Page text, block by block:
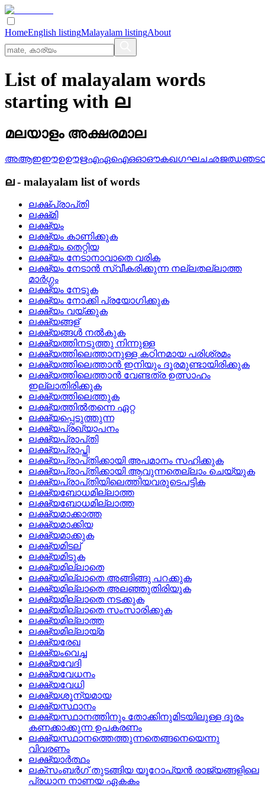
HomeEnglish listingMalayalam listingAbout
List of malayalam words
starting with ല
മലയാളം അക്ഷരമാല
അആഇഈഉഊഋഎഏഐഒഓഔകഖഗഘചഛജഝഞട
ല- malayalam list of words
ലക്ഷ്‌പ്രാപ്‌തി
ലക്ഷ്‌മി
ലക്ഷ്യം
ലക്ഷ്യം കാണിക്കുക
ലക്ഷ്യം തെറ്റിയ
ലക്ഷ്യം നേടാനാവാതെ വരിക
ലക്ഷ്യം നേടാന്‍ സ്വീകരിക്കുന്ന നല്ലതല്ലാത്ത
മാര്‍ഗ്ഗം
ലക്ഷ്യം നേടുക
ലക്ഷ്യം നോക്കി പ്രയോഗിക്കുക
ലക്ഷ്യം വയ്‌ക്കുക
ലക്ഷ്യങ്ങള്
ലക്ഷ്യങ്ങള്‍ നല്‍കുക
ലക്ഷ്യത്തിനടുത്തു നിന്നുള്ള
ലക്ഷ്യത്തിലെത്താനുള്ള കഠിനമായ പരിശ്രമം
ലക്ഷ്യത്തിലെത്താന്‍ ഇനിയും ദൂരമുണ്ടായിരിക്കുക
ലക്ഷ്യത്തിലെത്താന്‍ വേണ്ടത്ര ഉത്സാഹം
ഇല്ലാതിരിക്കുക
ലക്ഷ്യത്തിലെത്തുക
ലക്ഷ്യത്തില്‍തന്നെ ഏറ്റ
ലക്ഷ്യപ്പെടുത്തുന്ന
ലക്ഷ്യപ്രഖ്യാപനം
ലക്ഷ്യപ്രാപ്‌തി
ലക്ഷ്യപ്രാപ്തി
ലക്ഷ്യപ്രാപ്‌തിക്കായി അപമാനം സഹിക്കുക
ലക്ഷ്യപ്രാപ്‌തിക്കായി ആവുന്നതെല്ലാം ചെയ്യുക
ലക്ഷ്യപ്രാപ്‌തിയിലെത്തിയവരുടെപട്ടിക
ലക്ഷ്യബോധമില്ലാത്ത
ലക്ഷ്യബോധമില്ലാത്ത
ലക്ഷ്യമാക്കാത്ത
ലക്ഷ്യമാക്കിയ
ലക്ഷ്യമാക്കുക
ലക്ഷ്യമിടല്
ലക്ഷ്യമിടുക
ലക്ഷ്യമില്ലാതെ
ലക്ഷ്യമില്ലാതെ അങ്ങിങ്ങു പറക്കുക
ലക്ഷ്യമില്ലാതെ അലഞ്ഞുതിരിയുക
ലക്ഷ്യമില്ലാതെ നടക്കുക
ലക്ഷ്യമില്ലാതെ സംസാരിക്കുക
ലക്ഷ്യമില്ലാത്ത
ലക്ഷ്യമില്ലായ്‌മ
ലക്ഷ്യരേഖ
ലക്ഷ്യംവെച്ച
ലക്ഷ്യവേദി
ലക്ഷ്യവേധനം
ലക്ഷ്യവേധി
ലക്ഷ്യശൂന്യമായ
ലക്ഷ്യസ്ഥാനം
ലക്ഷ്യസ്ഥാനത്തിനും തോക്കിനുമിടയിലുള്ള ദൂരം
കണക്കാക്കുന്ന ഉപകരണം
ലക്ഷ്യസ്ഥാനത്തെത്തുന്നതെങ്ങനെയെന്നു
വിവരണം
ലക്ഷ്യാര്‍ത്ഥം
ലക്സംബര്‍ഗ് തുടങ്ങിയ യൂറോപ്യന്‍ രാജ്യങ്ങളിലെ
പ്രധാന നാണയ ഏകകം